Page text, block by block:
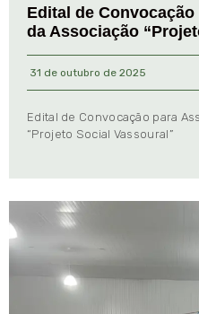
Edital de
da Associação
31 de outubro de 2025
Edital de Convocação para
“Projeto Social Vassoural”